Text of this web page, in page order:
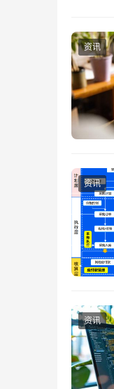
资讯
资讯
资讯